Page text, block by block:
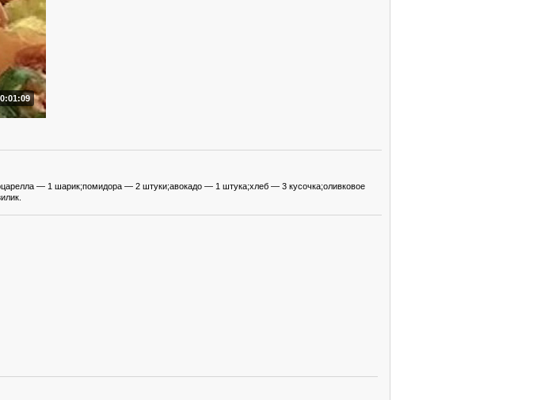
— 1 шарик;помидора — 2 штуки;авокадо — 1 штука;хлеб — 3 кусочка;оливковое